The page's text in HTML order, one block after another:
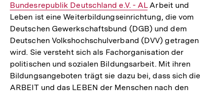
Link:
Bundesrepublik Deutschland e.V. - ALArbeit und
Leben ist eine Weiterbildungseinrichtung, die vom
Deutschen Gewerkschaftsbund (DGB) und dem
Deutschen Volkshochschulverband (DVV) getragen
wird. Sie versteht sich als Fachorganisation der
politischen und sozialen Bildungsarbeit. Mit ihren
Bildungsangeboten trägt sie dazu bei, dass sich die
ARBEIT und das LEBEN der Menschen nach den